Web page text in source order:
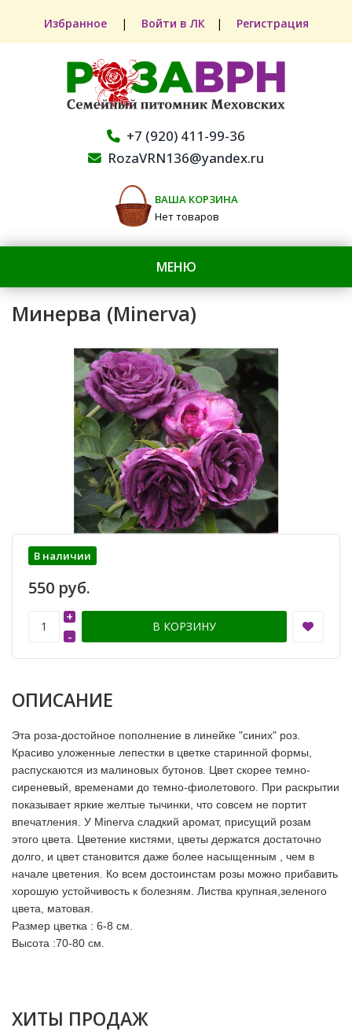
Избранное | Войти в ЛК | Регистрация
+7 (920) 411-99-36
RozaVRN136@yandex.ru
ВАША КОРЗИНА
Нет товаров
МЕНЮ
Минерва (Minerva)
В наличии
550 руб.
-
+
В КОРЗИНУ
ОПИСАНИЕ
Эта роза-достойное пополнение в линейке "синих" роз.
Красиво уложенные лепестки в цветке старинной формы,
распускаются из малиновых бутонов. Цвет скорее темно-
сиреневый, временами до темно-фиолетового. При раскрытии
показывает яркие желтые тычинки, что совсем не портит
впечатления. У Minerva сладкий аромат, присущий розам
этого цвета. Цветение кистями, цветы держатся достаточно
долго, и цвет становится даже более насыщенным , чем в
начале цветения. Ко всем достоинстам розы можно прибавить
хорошую устойчивость к болезням. Листва крупная,зеленого
цвета, матовая.
Размер цветка : 6-8 см.
Высота :70-80 см.
ХИТЫ ПРОДАЖ